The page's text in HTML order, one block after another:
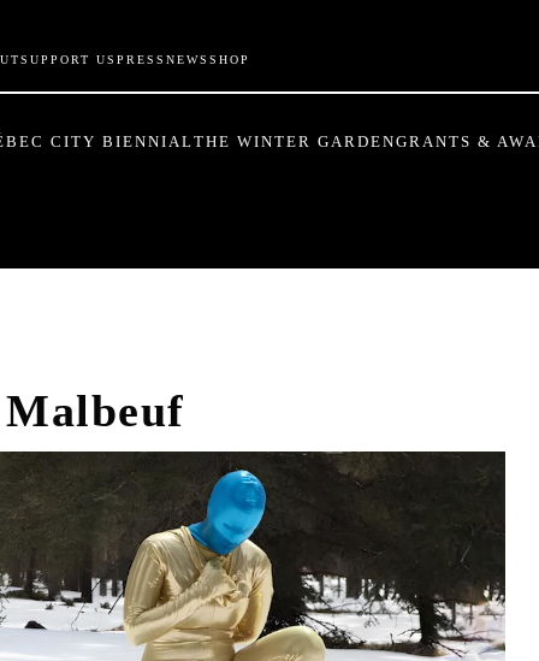
SUPPORT US PRESS NEWS SHOP
CITY BIENNIALTHE WINTER GARDENGRANTS &